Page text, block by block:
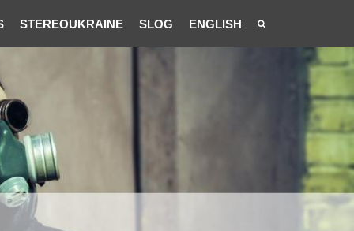
STEREOUKRAINE SLOG ENGLISH